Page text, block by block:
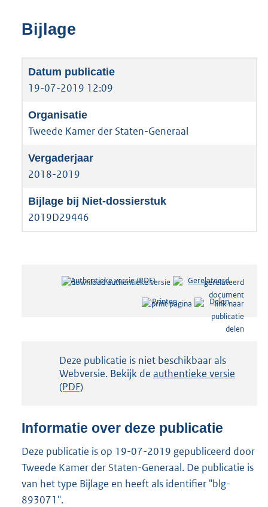
Bijlage
19-07-2019 12:09
Tweede Kamer der Staten-Generaal
2018-2019
2019D29446
Authentieke versie (PDF)b
s
d
g
e
:
3
Gerelateerd
Printen Delen
Notificatie:
Deze publicatie is niet beschikbaar als
Webversie. Bekijk de authentieke versie
(PDF)
Informatie over deze publicatie
Deze publicatie is op 19-07-2019 gepubliceerd door
Tweede Kamer der Staten-Generaal. De publicatie is
van het type Bijlage en heeft als identifier "blg-
893071".